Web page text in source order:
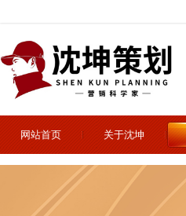
网站首页 关于沈坤